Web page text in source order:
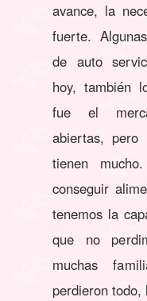
avance, la
fuerte.
de auto
hoy, también
fue el
abiertas,
tienen
conseguir
tenemos la
que no
muchas
perdieron